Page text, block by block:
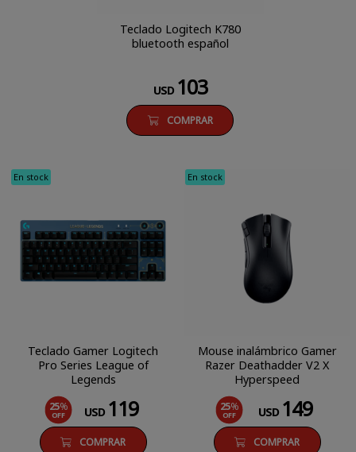
Teclado Logitech K780
bluetooth español
USD 103
COMPRAR
En stock
Teclado Gamer Logitech
Pro Series League of
Legends
25%
OFF USD 119
COMPRAR
En stock
Mouse inalámbrico Gamer
Razer Deathadder V2 X
Hyperspeed
25%
OFF USD 149
COMPRAR